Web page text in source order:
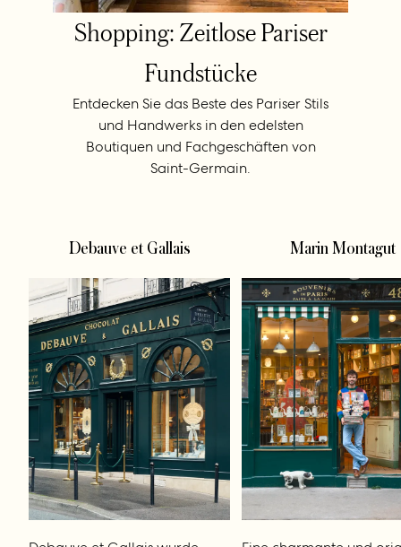
Shopping: Zeitlose Pariser
Fundstücke
Entdecken Sie das Beste des Pariser Stils
und Handwerks in den edelsten
Boutiquen und Fachgeschäften von
Saint-Germain.
Debauve et Gallais Marin Montagut